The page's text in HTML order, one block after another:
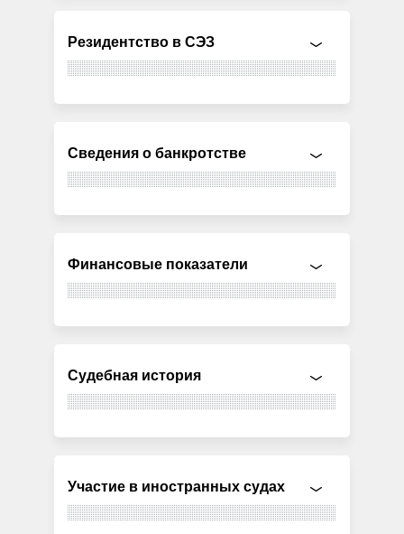
Резидентство в СЭЗ
Сведения о банкротстве
Финансовые показатели
Судебная история
Участие в иностранных судах